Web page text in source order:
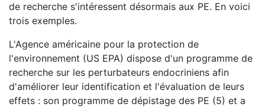
de recherche s'intéressent désormais aux PE. En voici
trois exemples.
L'Agence américaine pour la protection de
l'environnement (US EPA) dispose d'un programme de
recherche sur les perturbateurs endocriniens afin
d'améliorer leur identification et l'évaluation de leurs
effets : son programme de dépistage des PE (5) et a